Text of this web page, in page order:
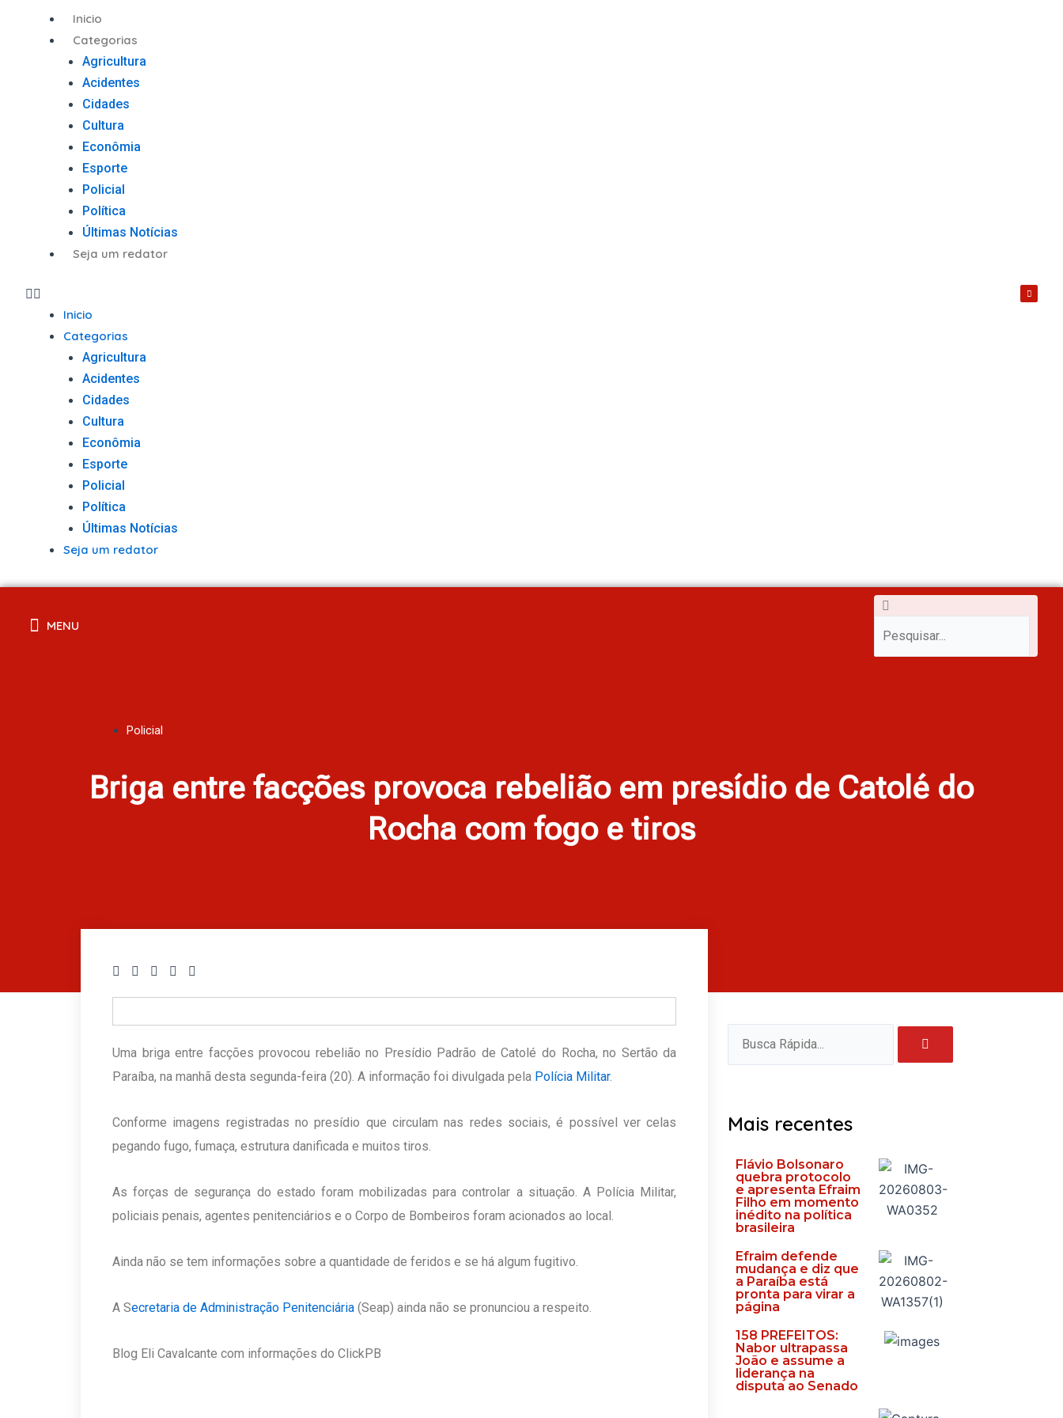
Inicio
Categorias
Agricultura
Acidentes
Cidades
Cultura
Econômia
Esporte
Policial
Política
Últimas Notícias
Seja um redator
Menu
Inicio
Categorias
Agricultura
Acidentes
Cidades
Cultura
Econômia
Esporte
Policial
Política
Últimas Notícias
Seja um redator
I
n
s
MENU
Pesquisar
Policial
Briga entre facções provoca rebelião em presídio de Catolé do
Rocha com fogo e tiros
Uma briga entre facções provocou rebelião no Presídio Padrão de Catolé do Rocha, no Sertão da
Paraíba, na manhã desta segunda-feira (20). A informação foi divulgada pela Polícia Militar.
Conforme imagens registradas no presídio que circulam nas redes sociais, é possível ver celas
pegando fugo, fumaça, estrutura danificada e muitos tiros.
As forças de segurança do estado foram mobilizadas para controlar a situação. A Polícia Militar,
policiais penais, agentes penitenciários e o Corpo de Bombeiros foram acionados ao local.
Ainda não se tem informações sobre a quantidade de feridos e se há algum fugitivo.
A Secretaria de Administração Penitenciária (Seap) ainda não se pronunciou a respeito.
Blog Eli Cavalcante com informações do ClickPB
Pesquisar
Mais recentes
Flávio Bolsonaro
quebra protocolo
e apresenta Efraim
Filho em momento
inédito na política
brasileira
Efraim defende
mudança e diz que
a Paraíba está
pronta para virar a
página
158 PREFEITOS:
Nabor ultrapassa
João e assume a
liderança na
disputa ao Senado